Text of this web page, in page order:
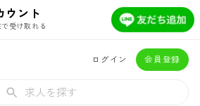
ウント
受け取れる
ログイン 会員登録
求人を探す